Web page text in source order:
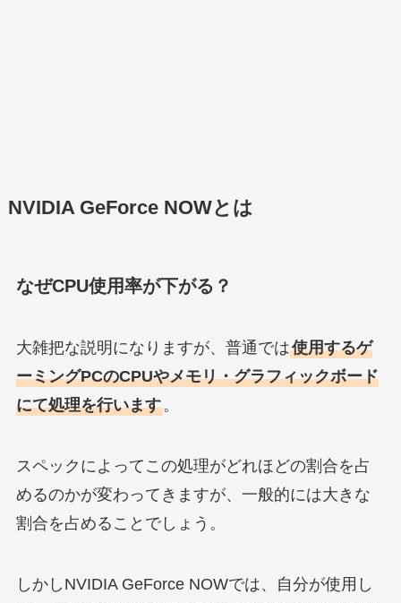
NVIDIA GeForce NOWとは
なぜCPU使用率が下がる？
大雑把な説明になりますが、普通では使用するゲ
ーミングPCのCPUやメモリ・グラフィックボード
にて処理を行います。
スペックによってこの処理がどれほどの割合を占
めるのかが変わってきますが、一般的には大きな
割合を占めることでしょう。
しかしNVIDIA GeForce NOWでは、自分が使用し